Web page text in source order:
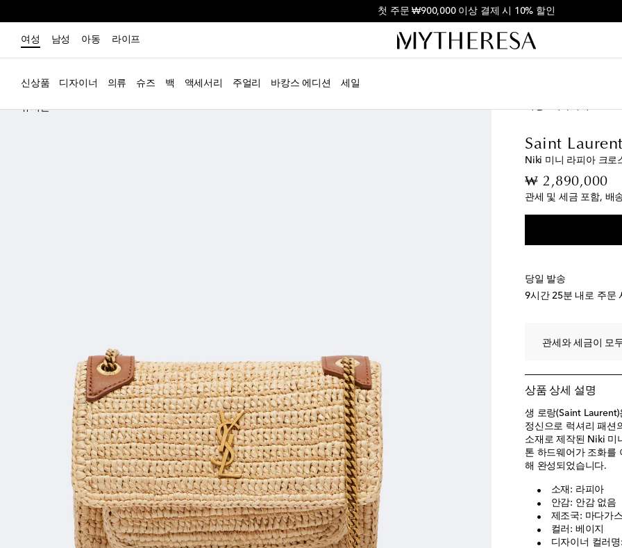
첫 주문 ₩900,000 이상 결제 시 10% 할인
여성 남성 아동 라이프
신상품 디자이너 의류 슈즈 백 액세서리 주얼리 바캉스 에디션 세일
뉴시즌
Saint Laurent
Niki 미니 라피아 크로
₩ 2,890,000
관세 및 세금 포함, 배
당일 발송
9시간 25분 내로 주문
관세와 세금이 모
상품 상세 설명
생 로랑(Saint
정신으로 럭셔리 패션
소재로 제작된 Niki 미
톤 하드웨어가 조화를
해 완성되었습니다.
소재: 라피아
안감: 안감 없음
제조국: 마다가
컬러: 베이지
디자이너 컬러